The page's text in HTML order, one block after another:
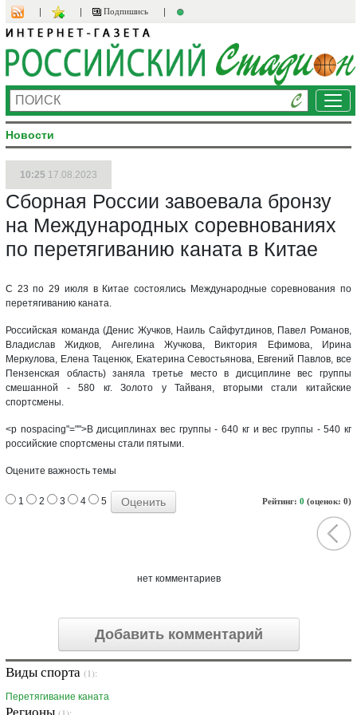
Подпишись
Новости
10:25 17.08.2023
Сборная России завоевала бронзу
на Международных соревнованиях
по перетягиванию каната в Китае
С 23 по 29 июля в Китае состоялись Международные соревнования по
перетягиванию каната.
Российская команда (Денис Жучков, Наиль Сайфутдинов, Павел Романов,
Владислав Жидков, Ангелина Жучкова, Виктория Ефимова, Ирина
Меркулова, Елена Таценюк, Екатерина Севостьянова, Евгений Павлов, все
Пензенская область) заняла третье место в дисциплине вес группы
смешанной - 580 кг. Золото у Тайваня, вторыми стали китайские
спортсмены.
<p nospacing"="">В дисциплинах вес группы - 640 кг и вес группы - 540 кг
российские спортсмены стали пятыми.
Оцените важность темы
Рейтинг: 0 (оценок: 0)
1 2 3 4 5
нет комментариев
Добавить комментарий
Виды спорта (1):
Перетягивание каната